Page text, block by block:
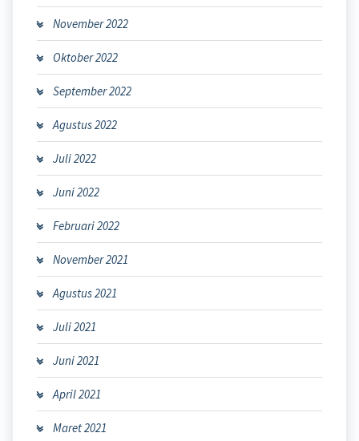
November 2022
Oktober 2022
September 2022
Agustus 2022
Juli 2022
Juni 2022
Februari 2022
November 2021
Agustus 2021
Juli 2021
Juni 2021
April 2021
Maret 2021